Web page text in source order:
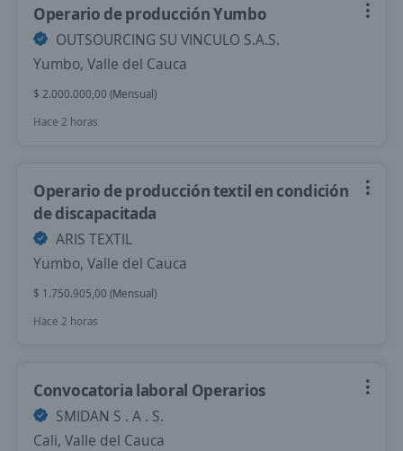
Operario de producción Yumbo
OUTSOURCING SU VINCULO S.A.S.
Yumbo, Valle del Cauca
$ 2.000.000,00 (Mensual)
Hace 2 horas
Operario de producción textil en condición
de discapacitada
ARIS TEXTIL
Yumbo, Valle del Cauca
$ 1.750.905,00 (Mensual)
Hace 2 horas
Convocatoria laboral Operarios
SMIDAN S . A . S.
Cali, Valle del Cauca